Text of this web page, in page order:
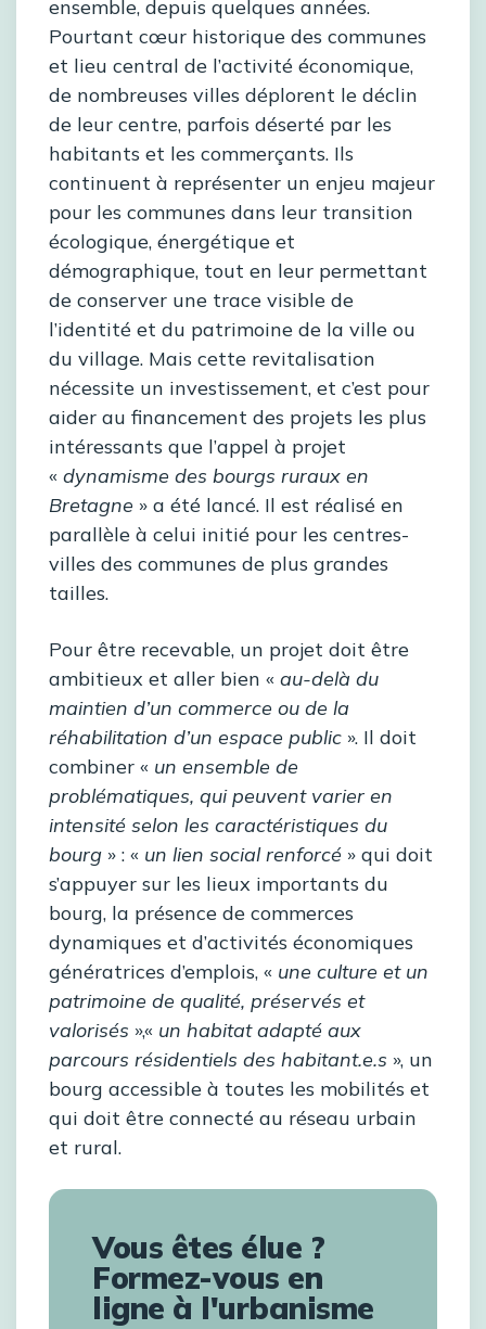
ensemble, depuis quelques années.
Pourtant cœur historique des communes
et lieu central de l’activité économique,
de nombreuses villes déplorent le déclin
de leur centre, parfois déserté par les
habitants et les commerçants. Ils
continuent à représenter un enjeu majeur
pour les communes dans leur transition
écologique, énergétique et
démographique, tout en leur permettant
de conserver une trace visible de
l’identité et du patrimoine de la ville ou
du village. Mais cette revitalisation
nécessite un investissement, et c’est pour
aider au financement des projets les plus
intéressants que l’appel à projet
« dynamisme des bourgs ruraux en
Bretagne » a été lancé. Il est réalisé en
parallèle à celui initié pour les centres-
villes des communes de plus grandes
tailles.
Pour être recevable, un projet doit être
ambitieux et aller bien « au-delà du
maintien d’un commerce ou de la
réhabilitation d’un espace public ». Il doit
combiner « un ensemble de
problématiques, qui peuvent varier en
intensité selon les caractéristiques du
bourg » : « un lien social renforcé » qui doit
s’appuyer sur les lieux importants du
bourg, la présence de commerces
dynamiques et d’activités économiques
génératrices d’emplois, « une culture et un
patrimoine de qualité, préservés et
valorisés »,« un habitat adapté aux
parcours résidentiels des habitant.e.s », un
bourg accessible à toutes les mobilités et
qui doit être connecté au réseau urbain
et rural.
Vous êtes élue ?
Formez-vous en
ligne à l'urbanisme